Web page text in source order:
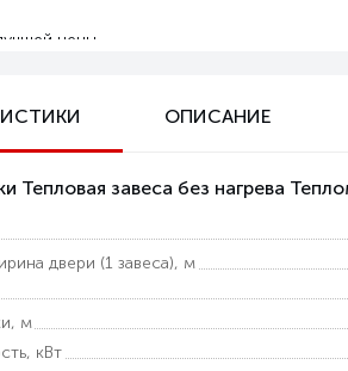
цены
самовывоза
поддержка
ОПИСАНИЕ
Тепловая завеса без нагрева
двери (1 завеса), м
м
кВт